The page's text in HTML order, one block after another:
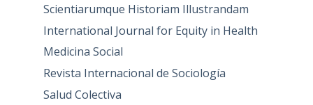
Scientiarumque Historiam Illustrandam
International Journal for Equity in Health
Medicina Social
Revista Internacional de Sociología
Salud Colectiva